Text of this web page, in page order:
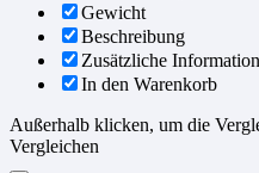
Gewicht
Beschreibung
Zusätzliche
In den Warenkorb
Außerhalb klicken, um die
Vergleichen